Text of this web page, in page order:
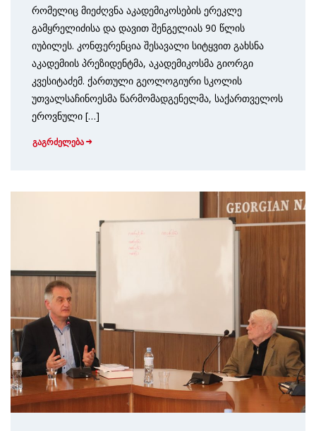
რომელიც მიეძღვნა აკადემიკოსების ერეკლე
გამყრელიძისა და დავით შენგელიას 90 წლის
იუბილეს. კონფერენცია შესავალი სიტყვით გახსნა
აკადემიის პრეზიდენტმა, აკადემიკოსმა გიორგი
კვესიტაძემ. ქართული გეოლოგიური სკოლის
უთვალსაჩინოესმა წარმომადგენელმა, საქართველოს
ეროვნული […]
გაგრძელება